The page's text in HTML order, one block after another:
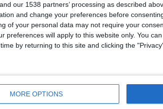
our 1538 partners’ processing as described
and change your preferences before
of your personal data may not require your
preferences will apply to this website only. You
by returning to this site and clicking the
MORE OPTIONS
PELIT VIIKONPÄIVIEN MUKAAN
1
33,33%
TORSTAI
-
- %
PERJANTAI
1
LAUANTAI
-
- %
- - - -
SYYSKUU
-